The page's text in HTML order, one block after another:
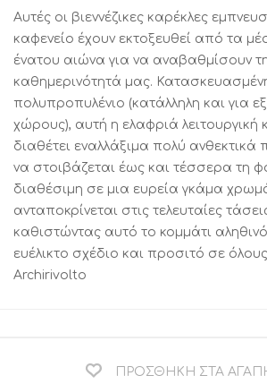
Αυτές οι βιεννέζικες καρέκλες
καφενείο έχουν εκτοξευθεί από τα
ένατου αιώνα για να αναβαθμίσουν
καθημερινότητά μας.
πολυπροπυλένιο (κατάλληλη και για
χώρους), αυτή η ελαφριά λειτουργική
διαθέτει εναλλάξιμα πολύ ανθεκτικά
να στοιβάζεται έως και τέσσερα τη
διαθέσιμη σε μια ευρεία γκάμα
ανταποκρίνεται στις τελευταίες
καθιστώντας αυτό το κομμάτι
ευέλικτο σχέδιο και προσιτό σε
Archirivolto
ΠΡΟΣΘΉΚΗ ΣΤΑ